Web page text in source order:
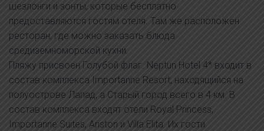
шезлонги и зонты, которые бесплатно
предоставляются гостям отеля. Там же расположен
ресторан, где можно заказать блюда
средиземноморской кухни.
Пляжу присвоен Голубой флаг. Neptun Hotel 4* входит в
состав комплекса Importanne Resort, находящийся на
полуострове Лапад, а Старый город всего в 4 км. В
состав комплекса входят отели Royal Princess,
Importanne Suites, Ariston и Villa Elita. Их гости